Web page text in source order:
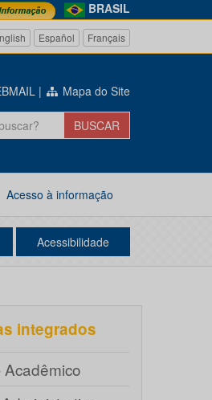
BRASIL
Español Français
| Mapa do Site
Acesso à informação
Acessibilidade
integrados
Acadêmico